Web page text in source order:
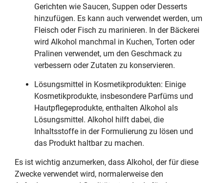
Gerichten wie Saucen, Suppen oder Desserts
hinzufügen. Es kann auch verwendet werden, um
Fleisch oder Fisch zu marinieren. In der Bäckerei
wird Alkohol manchmal in Kuchen, Torten oder
Pralinen verwendet, um den Geschmack zu
verbessern oder Zutaten zu konservieren.
Lösungsmittel in Kosmetikprodukten: Einige
Kosmetikprodukte, insbesondere Parfüms und
Hautpflegeprodukte, enthalten Alkohol als
Lösungsmittel. Alkohol hilft dabei, die
Inhaltsstoffe in der Formulierung zu lösen und
das Produkt haltbar zu machen.
Es ist wichtig anzumerken, dass Alkohol, der für diese
Zwecke verwendet wird, normalerweise den